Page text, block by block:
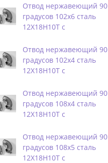
Отвод нержавеющий 90
градусов 102х6 сталь
12Х18Н10Т с
Отвод нержавеющий 90
градусов 102х4 сталь
12Х18Н10Т с
Отвод нержавеющий 90
градусов 108х4 сталь
12Х18Н10Т с
Отвод нержавеющий 90
градусов 108х5 сталь
12Х18Н10Т с